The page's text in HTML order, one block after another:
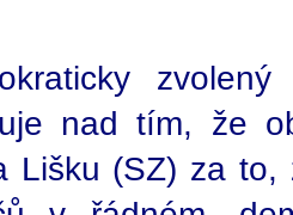
nad tím, že
Lišku (SZ) za